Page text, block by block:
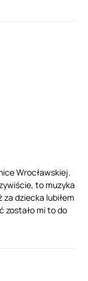
Wrocławskiej.
to muzyka
dziecka lubiłem
zostało mi to do